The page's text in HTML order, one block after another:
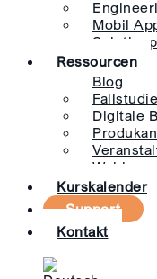
Mobil
Ressourcen
Blog
Digitale
Webinare
Kurskalender
Support
Kontakt